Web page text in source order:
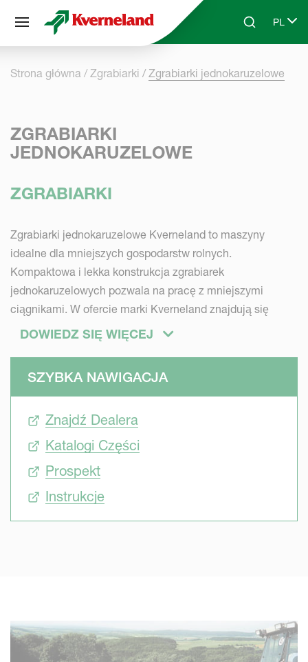
Skip to main contentSearchPL
Select
Strona główna Zgrabiarki Zgrabiarki jednokaruzelowe
ZGRABIARKI
JEDNOKARUZELOWE
ZGRABIARKI
Zgrabiarki jednokaruzelowe Kverneland to maszyny
idealne dla mniejszych gospodarstw rolnych.
Kompaktowa i lekka konstrukcja zgrabiarek
jednokaruzelowych pozwala na pracę z mniejszymi
ciągnikami. W ofercie marki Kverneland znajdują się
modele ProLine i CompactLine w wersji zawieszanej lub
lub wersji ciaganej można znaleźć model odpowiadający
DOWIEDZ SIĘ WIĘCEJ
SZYBKA NAWIGACJA
Znajdź Dealera
Katalogi Części
Prospekt
Instrukcje
Panel zarządzania plikami cookies